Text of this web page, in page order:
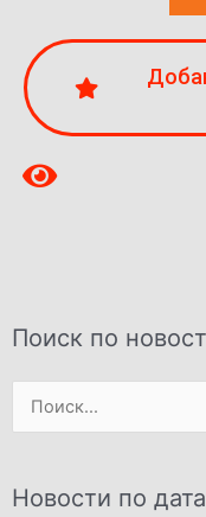
Поиск по
Поиск:
Новости по